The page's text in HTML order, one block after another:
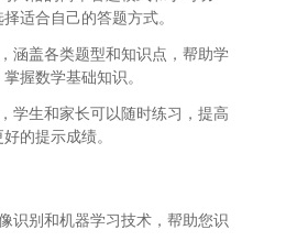
适合自己的答题方式。
涵盖各类题型和知识点，帮助学
握数学基础知识。
学生和家长可以随时练习，提高
的提示成绩。
识别和机器学习技术，帮助您识